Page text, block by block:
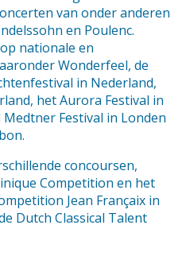
van onder anderen
en Poulenc.
nationale en
Wonderfeel, de
in Nederland,
het Aurora Festival in
Festival in Londen
concoursen,
Competition en het
Jean Françaix in
Dutch Classical Talent